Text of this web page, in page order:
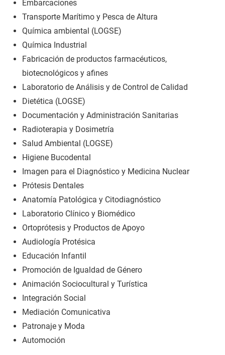
Embarcaciones
Transporte Marítimo y Pesca de Altura
Química ambiental (LOGSE)
Química Industrial
Fabricación de productos farmacéuticos,
biotecnológicos y afines
Laboratorio de Análisis y de Control de Calidad
Dietética (LOGSE)
Documentación y Administración Sanitarias
Radioterapia y Dosimetría
Salud Ambiental (LOGSE)
Higiene Bucodental
Imagen para el Diagnóstico y Medicina Nuclear
Prótesis Dentales
Anatomía Patológica y Citodiagnóstico
Laboratorio Clínico y Biomédico
Ortoprótesis y Productos de Apoyo
Audiología Protésica
Educación Infantil
Promoción de Igualdad de Género
Animación Sociocultural y Turística
Integración Social
Mediación Comunicativa
Patronaje y Moda
Automoción